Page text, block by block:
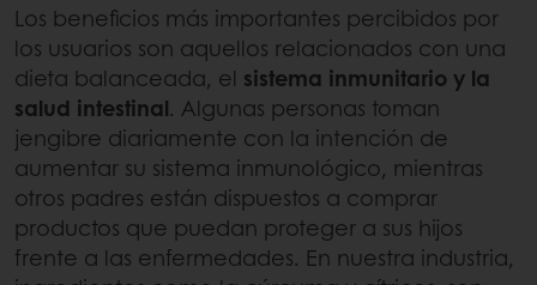
Los beneficios más importantes percibidos por
los usuarios son aquellos relacionados con una
dieta balanceada, el sistema inmunitario y la
salud intestinal. Algunas personas toman
jengibre diariamente con la intención de
aumentar su sistema inmunológico, mientras
otros padres están dispuestos a comprar
productos que puedan proteger a sus hijos
frente a las enfermedades. En nuestra industria,